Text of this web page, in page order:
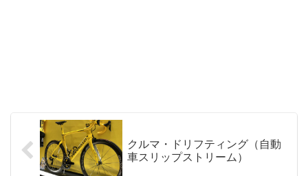
クルマ・ドリフティング（自動
車スリップストリーム）